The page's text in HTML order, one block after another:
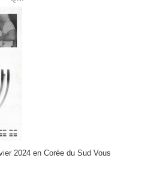
2024 en Corée du Sud Vous